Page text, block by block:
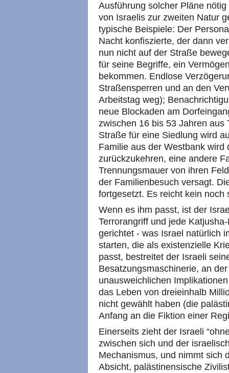
Ausführung solcher Pläne
von Israelis zur zweiten Natur
typische Beispiele: Der
Nacht konfiszierte, der dann
nun nicht auf der Straße
für seine Begriffe, ein
bekommen. Endlose
Straßensperren und an den
Arbeitstag weg);
neue Blockaden am
zwischen 16 bis 53 Jahren aus
Straße für eine Siedlung wird
Familie aus der Westbank
zurückzukehren, eine andere
Trennungsmauer von ihren
der Familienbesuch versagt.
fortgesetzt. Es reicht kein
Wenn es ihm passt, ist der
Terrorangriff und jede
gerichtet - was Israel natürlich
starten, die als existenzielle
passt, bestreitet der Israeli
Besatzungsmaschinerie, an
unausweichlichen
das Leben von dreieinhalb
nicht gewählt haben (die
Anfang an die Fiktion einer
Einerseits zieht der Israeli
zwischen sich und der
Mechanismus, und nimmt sich
Absicht, palästinensische